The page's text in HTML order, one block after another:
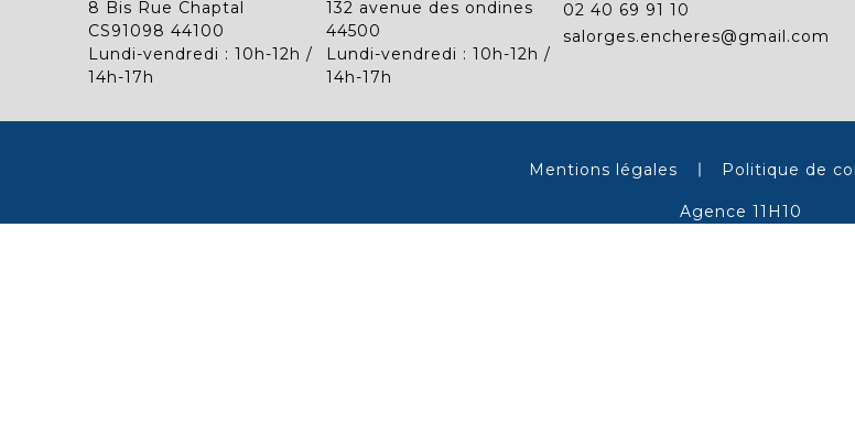
8 Bis Rue Chaptal
CS91098 44100
Lundi-vendredi : 10h-12h /
14h-17h
132 avenue des ondines
44500
Lundi-vendredi : 10h-12h /
14h-17h
02 40 69 91 10
salorges.encheres@gmail.com
Mentions légales Politique de
Agence 11H10